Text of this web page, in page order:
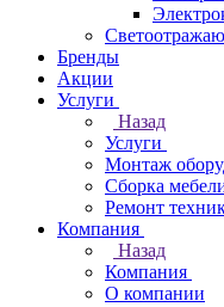
Бренды
Акции
Услуги
Назад
Услуги
Монтаж
Сборка
Ремонт
Компания
Назад
Компания
О компании